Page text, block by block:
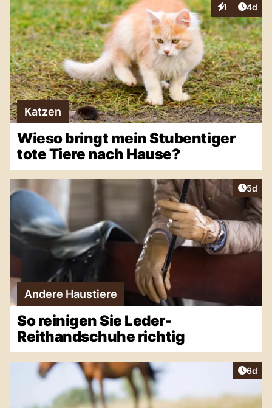
1
Interaktionen
4d
Katzen
Wieso bringt mein Stubentiger
tote Tiere nach Hause?
5d
Andere Haustiere
So reinigen Sie Leder-
Reithandschuhe richtig
6d